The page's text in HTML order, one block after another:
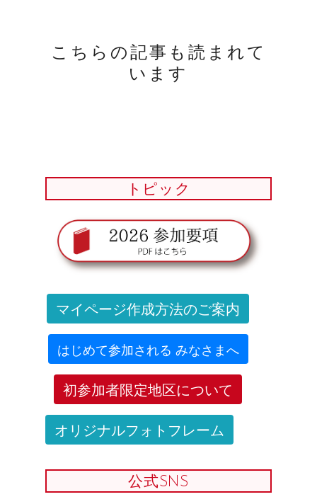
こちらの記事も読まれて
います
トピック
マイページ作成方法のご案内
はじめて参加される みなさまへ
初参加者限定地区について
オリジナルフォトフレーム
公式SNS